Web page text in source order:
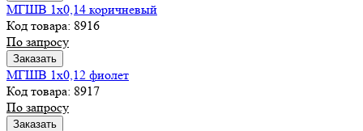
МГШВ 1х0,14 коричневый
Код товара: 8916
По запросу
Заказать
МГШВ 1х0,12 фиолет
Код товара: 8917
По запросу
Заказать